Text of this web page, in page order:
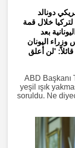
دونالد
35 الحربية لتركيا خلال قمة
بعد
اليونان
'لن أعلق
ABD
yeşil ışık
soruldu. Ne